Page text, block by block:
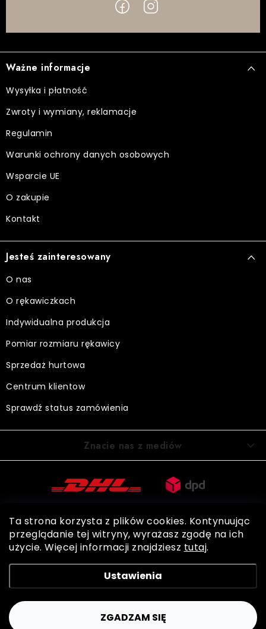
Ta strona korzysta z plików cookies. Kontynuując
przeglądanie tej witryny, wyrażasz zgodę na ich
użycie. Więcej informacji znajdziesz tutaj.
Ustawienia
ZGADZAM SIĘ
t
o
p
k
Ważne informacje
Wysyłka i płatność
Zwroty i wymiany, reklamacje
Regulamin
Warunki ochrony danych osobowych
Wsparcie UE
O zakupie
Kontakt
Jesteś zainteresowany
O nas
O rękawiczkach
Indywidualna produkcja
Pomiar rozmiaru rękawicy
Sprzedaż hurtowa
Centrum klientow
Sprawdź status zamówienia
Znacie nas z mediów
Shoptet
BOHEMIA GLOVES. Wszystkie prawa zastrzeżone.